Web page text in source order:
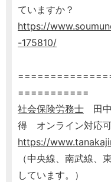
ていますか？
https://
-175810/
===========
社会保険労務士 田
得 オンライン対応
https://
（中央線、南武線
しています。）